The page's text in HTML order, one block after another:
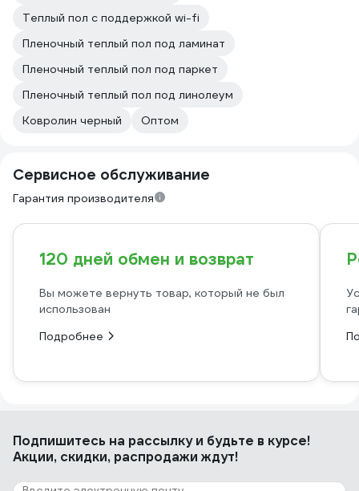
Теплый пол с поддержкой wi-fi
Пленочный теплый пол под ламинат
Пленочный теплый пол под паркет
Пленочный теплый пол под линолеум
Ковролин черный
Оптом
Сервисное обслуживание
Гарантия производителя
120 дней обмен и возврат
Вы можете вернуть товар, который не был
использован
Подробнее
Подпишитесь на рассылкуи будьте в курсе!
Акции, скидки, распродажи ждут!